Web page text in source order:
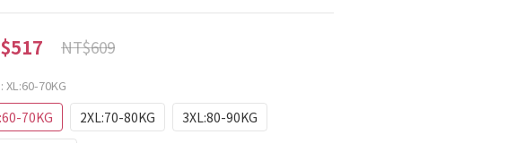
NT$609
: XL:60-70KG
70KG 2XL:70-80KG
3XL:80-90KG